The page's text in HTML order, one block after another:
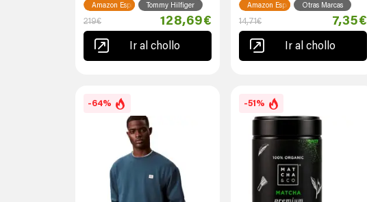
Amazon España Tommy Hilfiger
219€ 128,69€
Ir al chollo
Amazon España Otras Marcas
14,71€ 7,35€
Ir al chollo
-64% -51%